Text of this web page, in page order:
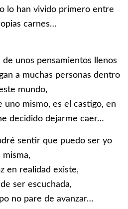
lo han vivido primero entre
carnes…
de unos pensamientos llenos
a muchas personas dentro
mundo,
uno mismo, es el castigo, en
decidido dejarme caer…
sentir que puedo ser yo
misma,
en realidad existe,
ser escuchada,
no pare de avanzar…